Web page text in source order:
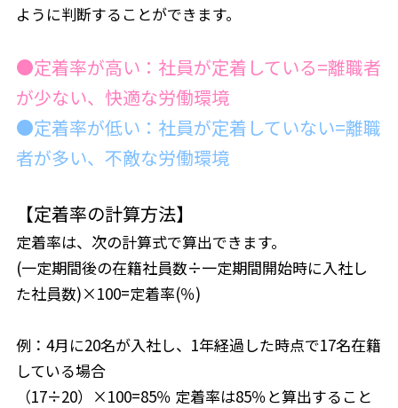
ように判断することができます。
●定着率が高い：社員が定着している=離職者
が少ない、快適な労働環境
●定着率が低い：社員が定着していない=離職
者が多い、不敵な労働環境
【定着率の計算方法】
定着率は、次の計算式で算出できます。
(一定期間後の在籍社員数÷一定期間開始時に入社し
た社員数)×100=定着率(％)
例：4月に20名が入社し、1年経過した時点で17名在籍
している場合
（17÷20）×100=85％ 定着率は85％と算出すること